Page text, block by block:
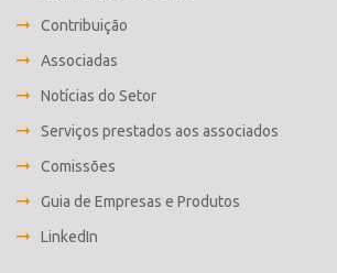
Contribuição
Associadas
Notícias do Setor
Serviços prestados aos associados
Comissões
Guia de Empresas e Produtos
LinkedIn